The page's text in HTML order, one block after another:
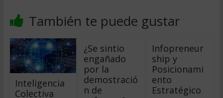
También te puede gustar
Inteligencia
Colectiva
¿Se sintio
engañado
por la
demostració
n de
Infopreneur
ship y
Posicionami
ento
Estratégico